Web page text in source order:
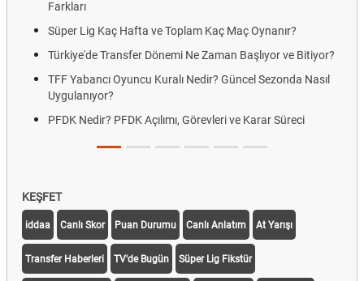
Farkları
Süper Lig Kaç Hafta ve Toplam Kaç Maç Oynanır?
Türkiye'de Transfer Dönemi Ne Zaman Başlıyor ve Bitiyor?
TFF Yabancı Oyuncu Kuralı Nedir? Güncel Sezonda Nasıl
Uygulanıyor?
PFDK Nedir? PFDK Açılımı, Görevleri ve Karar Süreci
KEŞFET
iddaa Canlı Skor Puan Durumu Canlı Anlatım At Yarışı
Transfer Haberleri TV'de Bugün Süper Lig Fikstür